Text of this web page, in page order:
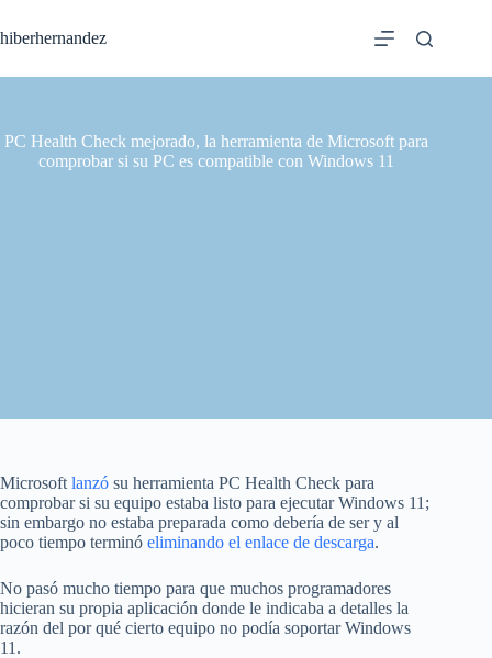
al
contenido
hiberhernandez
PC Health Check mejorado, la herramienta de Microsoft para
comprobar si su PC es compatible con Windows 11
Microsoft lanzó su herramienta PC Health Check para
comprobar si su equipo estaba listo para ejecutar Windows 11;
sin embargo no estaba preparada como debería de ser y al
poco tiempo terminó eliminando el enlace de descarga.
No pasó mucho tiempo para que muchos programadores
hicieran su propia aplicación donde le indicaba a detalles la
razón del por qué cierto equipo no podía soportar Windows
11.